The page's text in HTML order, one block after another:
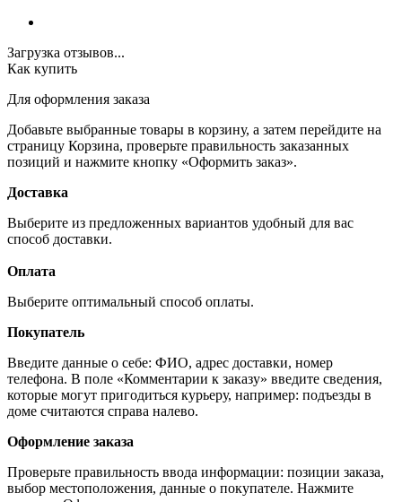
Загрузка отзывов...
Как купить
Для оформления заказа
Добавьте выбранные товары в корзину, а затем перейдите на
страницу Корзина, проверьте правильность заказанных
позиций и нажмите кнопку «Оформить заказ».
Доставка
Выберите из предложенных вариантов удобный для вас
способ доставки.
Оплата
Выберите оптимальный способ оплаты.
Покупатель
Введите данные о себе: ФИО, адрес доставки, номер
телефона. В поле «Комментарии к заказу» введите сведения,
которые могут пригодиться курьеру, например: подъезды в
доме считаются справа налево.
Оформление заказа
Проверьте правильность ввода информации: позиции заказа,
выбор местоположения, данные о покупателе. Нажмите